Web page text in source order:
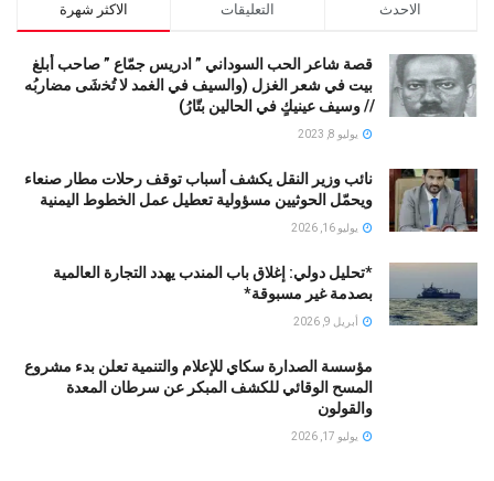
الاكثر شهرة التعليقات الاحدث
قصة شاعر الحب السوداني ” ادريس جمّاع ” صاحب أبلغ
بيت في شعر الغزل (وﺍﻟﺴﻴﻒ ﻓﻲ الغمد ﻻ ﺗُﺨشَى مضاربُه
// ﻭﺳﻴﻒ ﻋﻴﻨﻴﻚٍ ﻓﻲ ﺍﻟﺤﺎﻟﻴﻦ ﺑﺘّﺎﺭُ)
يوليو 8, 2023
نائب وزير النقل يكشف أسباب توقف رحلات مطار صنعاء
ويحمّل الحوثيين مسؤولية تعطيل عمل الخطوط اليمنية
يوليو 16, 2026
*تحليل دولي: إغلاق باب المندب يهدد التجارة العالمية
بصدمة غير مسبوقة*
أبريل 9, 2026
مؤسسة الصدارة سكاي للإعلام والتنمية تعلن بدء مشروع
المسح الوقائي للكشف المبكر عن سرطان المعدة
والقولون
يوليو 17, 2026